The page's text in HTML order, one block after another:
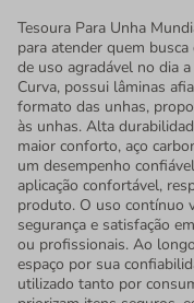
Tesoura Para Unha
para atender quem
de uso agradável no dia
Curva, possui lâminas
formato das unhas,
às unhas. Alta
maior conforto, aço
um desempenho
aplicação confortável,
produto. O uso contínuo
segurança e satisfação
ou profissionais. Ao
espaço por sua
utilizado tanto por